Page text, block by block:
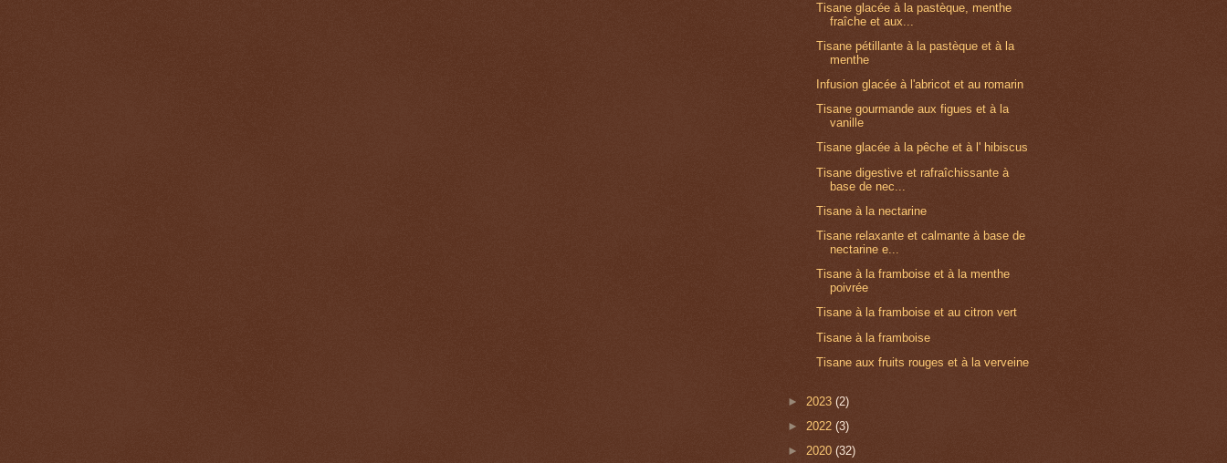
Tisane glacée à la pastèque, menthe
fraîche et aux...
Tisane pétillante à la pastèque et à la
menthe
Infusion glacée à l'abricot et au romarin
Tisane gourmande aux figues et à la
vanille
Tisane glacée à la pêche et à l' hibiscus
Tisane digestive et rafraîchissante à
base de nec...
Tisane à la nectarine
Tisane relaxante et calmante à base de
nectarine e...
Tisane à la framboise et à la menthe
poivrée
Tisane à la framboise et au citron vert
Tisane à la framboise
Tisane aux fruits rouges et à la verveine
► 2023 (2)
► 2022 (3)
► 2020 (32)